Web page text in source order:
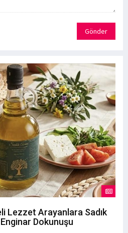
Gönder
Lezzet Arayanlara Sadık
Dokunuşu